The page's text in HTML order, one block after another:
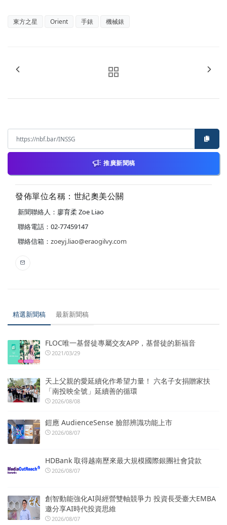
東方之星 Orient 手錶 機械錶
推廣新聞稿
發佈單位名稱：世紀奧美公關
新聞聯絡人：廖育柔 Zoe Liao
聯絡電話：02-77459147
聯絡信箱： zoeyj.liao@eraogilvy.com
精選新聞稿 最新新聞稿
FLOC唯一基督徒專屬交友APP，基督徒的新福音
2021/03/29
天上父親的愛延續化作希望力量！ 六名子女捐贈家扶
「南投映全號」延續善的循環
2026/08/08
鎧應 AudienceSense 臉部辨識功能上市
2026/08/07
HDBank 取得越南歷來最大規模國際銀團社會貸款
2026/08/07
創智動能強化AI與經營雙軸競爭力 投資長受臺大EMBA
邀分享AI時代投資思維
2026/08/07